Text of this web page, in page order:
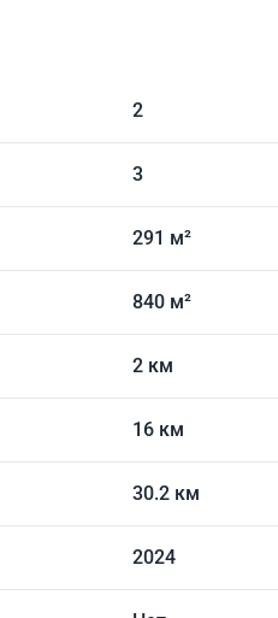
2
3
291 м²
840 м²
2 км
16 км
30.2 км
2024